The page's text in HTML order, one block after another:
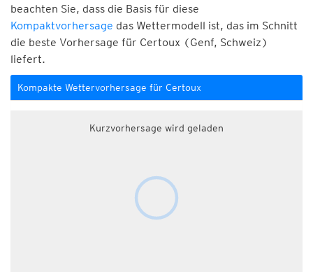
beachten Sie, dass die Basis für diese
Kompaktvorhersage das Wettermodell ist, das im Schnitt
die beste Vorhersage für Certoux (Genf, Schweiz)
liefert.
Kompakte Wettervorhersage für Certoux
Kurzvorhersage wird geladen